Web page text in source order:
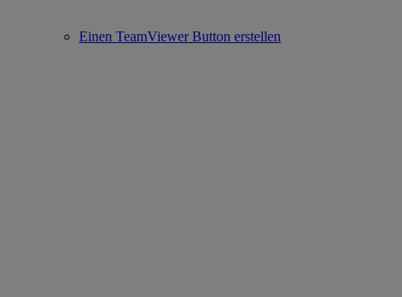
Einen TeamViewer Button erstellen